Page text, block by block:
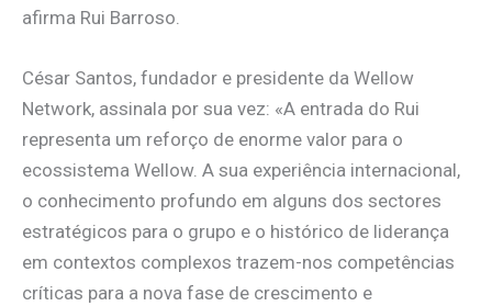
afirma Rui Barroso.
César Santos, fundador e presidente da Wellow
Network, assinala por sua vez: «A entrada do Rui
representa um reforço de enorme valor para o
ecossistema Wellow. A sua experiência internacional,
o conhecimento profundo em alguns dos sectores
estratégicos para o grupo e o histórico de liderança
em contextos complexos trazem-nos competências
críticas para a nova fase de crescimento e